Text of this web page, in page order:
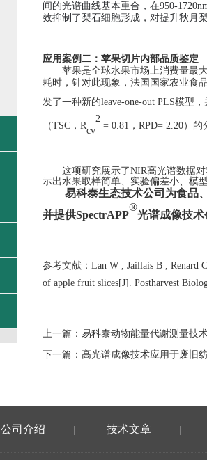
间的光谱曲线基本重合，在950-
效抑制了梨石细胞形成，对提升秋月
应用案例二：苹果切片内部品质鉴定
苹果是全球水果市场上消费量最
耗时，针对此现象，法国国家农业食
发了一种新的leave-one-out PLS模型
（TSC，Rcv
2
= 0.81，RPD= 2.20）的
这项研究展示了NIR高光谱数据
示出水果取样简单、实验偏差小、模
易科泰生态技术公司为食品
并提供SpectrAPP
®
光谱成像技术
参考文献： Lan W , Jaillais B , Renard
of apple fruit slices[J]. Postharvest
上一篇： 易科泰动物能量代谢测量技
下一篇： 高光谱成像技术应用于废旧
公司介绍 | 技术文章 |